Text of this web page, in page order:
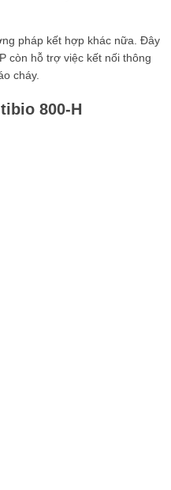
pháp kết hợp khác nữa. Đây
còn hỗ trợ việc kết nối thông
cháy.
800-H